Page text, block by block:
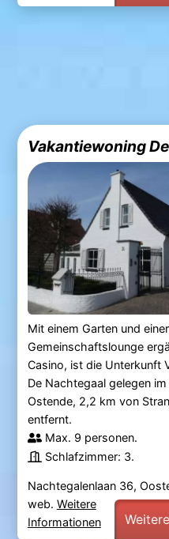
Vakantiewoning
Mit einem Garten und einer
Gemeinschaftslounge
Casino, ist die Unterkunft
De Nachtegaal gelegen
Ostende, 2,2 km von
entfernt.
Max. 9 personen.
Schlafzimmer: 3.
Nachtegalenlaan 36,
web. Weitere
Informationen